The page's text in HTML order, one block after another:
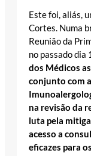
Este foi, aliás,
Cortes. Numa
Reunião da
no passado dia
dos Médicos
conjunto com
na revisão da
luta pela
acesso a
eficazes para